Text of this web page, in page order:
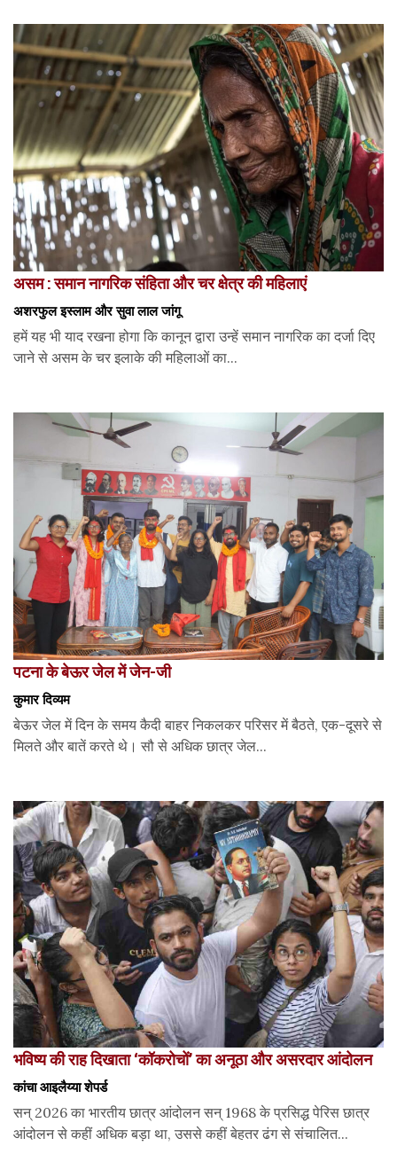
असम : समान नागरिक संहिता और चर क्षेत्र की महिलाएं
अशरफुल इस्लाम और सुवा लाल जांगू
हमें यह भी याद रखना होगा कि कानून द्वारा उन्हें समान नागरिक का दर्जा दिए
जाने से असम के चर इलाके की महिलाओं का...
पटना के बेऊर जेल में जेन-जी
कुमार दिव्यम
बेऊर जेल में दिन के समय कैदी बाहर निकलकर परिसर में बैठते, एक-दूसरे से
मिलते और बातें करते थे। सौ से अधिक छात्र जेल...
भविष्य की राह दिखाता ‘कॉकरोचों’ का अनूठा और असरदार आंदोलन
कांचा आइलैय्या शेपर्ड
सन् 2026 का भारतीय छात्र आंदोलन सन् 1968 के प्रसिद्ध पेरिस छात्र
आंदोलन से कहीं अधिक बड़ा था, उससे कहीं बेहतर ढंग से संचालित...